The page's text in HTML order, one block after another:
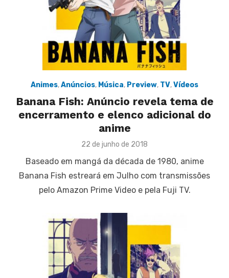
Animes,Anúncios, Música, Preview, TV,Vídeos
Banana Fish: Anúncio revela tema de
encerramento e elenco adicional do
anime
Posted
22 de junho de 2018
Baseado em mangá da década de 1980, anime
Banana Fish estreará em Julho com transmissões
pelo Amazon Prime Video e pela Fuji TV.